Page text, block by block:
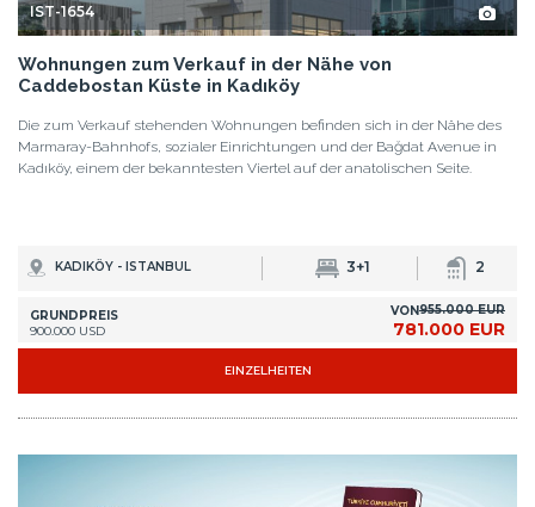
IST-1654
Wohnungen zum Verkauf in der Nähe von
Caddebostan Küste in Kadıköy
Die zum Verkauf stehenden Wohnungen befinden sich in der Nähe des
Marmaray-Bahnhofs, sozialer Einrichtungen und der Bağdat Avenue in
Kadıköy, einem der bekanntesten Viertel auf der anatolischen Seite.
KADIKÖY - ISTANBUL 3+1 2
GRUNDPREIS
900.000 USD
VON955.000 EUR
781.000 EUR
EINZELHEITEN